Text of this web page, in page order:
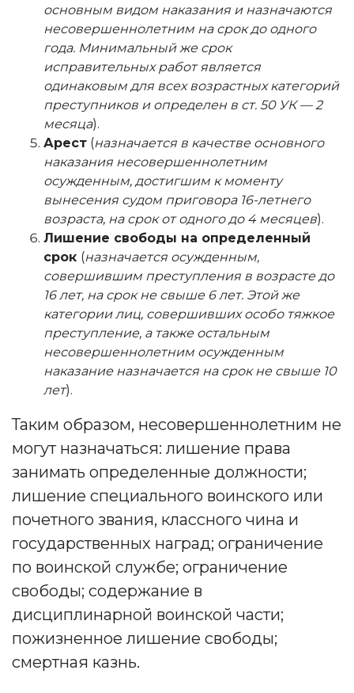
основным видом наказания и назначаются
несовершеннолетним на срок до одного
года. Минимальный же срок
исправительных работ является
одинаковым для всех возрастных категорий
преступников и определен в ст. 50 УК — 2
месяца).
Арест (назначается в качестве основного
наказания несовершеннолетним
осужденным, достигшим к моменту
вынесения судом приговора 16-летнего
возраста, на срок от одного до 4 месяцев).
Лишение свободы на определенный
срок (назначается осужденным,
совершившим преступления в возрасте до
16 лет, на срок не свыше 6 лет. Этой же
категории лиц, совершивших особо тяжкое
преступление, а также остальным
несовершеннолетним осужденным
наказание назначается на срок не свыше 10
лет).
Таким образом, несовершеннолетним не
могут назначаться: лишение права
занимать определенные должности;
лишение специального воинского или
почетного звания, классного чина и
государственных наград; ограничение
по воинской службе; ограничение
свободы; содержание в
дисциплинарной воинской части;
пожизненное лишение свободы;
смертная казнь.